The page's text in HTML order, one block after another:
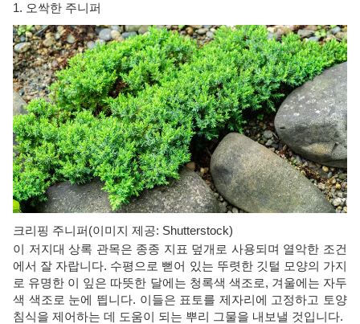
1. 오싹한 주니퍼
크리핑 주니퍼(이미지 제공: Shutterstock)
이 저지대 상록 관목은 종종 지표 덮개로 사용되며 열악한 조건
에서 잘 자랍니다. 수평으로 뻗어 있는 뚜렷한 깃털 모양의 가지
로 유명한 이 잎은 따뜻한 달에는 청록색 색조로, 겨울에는 자두
색 색조로 눈에 띕니다. 이들은 표토를 제자리에 고정하고 토양
침식을 제어하는 ​​데 도움이 되는 뿌리 그물을 내보낼 것입니다.